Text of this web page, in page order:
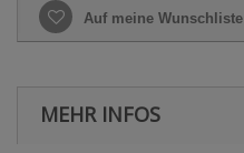
Auf meine Wunschliste
MEHR INFOS